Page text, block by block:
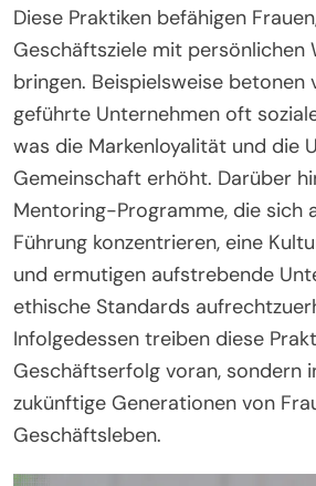
Diese Praktiken befähigen
Geschäftsziele mit persönlichen
bringen. Beispielsweise betonen
geführte Unternehmen oft
was die Markenloyalität und die
Gemeinschaft erhöht. Darüber
Mentoring-Programme, die sich
Führung konzentrieren, eine
und ermutigen aufstrebende
ethische Standards
Infolgedessen treiben diese
Geschäftserfolg voran, sondern
zukünftige Generationen von
Geschäftsleben.